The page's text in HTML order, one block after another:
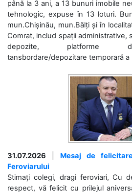
până la 3 ani, a 13 bunuri imobile
tehnologic, expuse în 13 loturi.
mun.Chișinău, mun.Bălți și în
Comrat, includ spații administrative,
depozite, platforme
tansbordare/depozitare temporară a
31.07.2026
Mesaj de
Feroviarului
Stimați colegi, dragi feroviari, Cu
respect, vă felicit cu prilejul